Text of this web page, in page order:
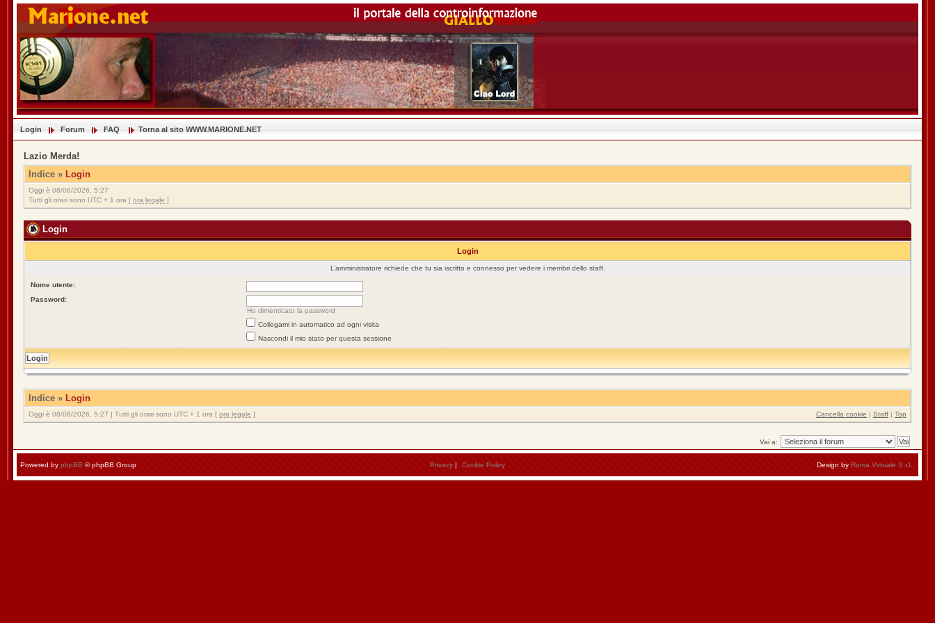
Login Forum FAQ Torna al sito WWW.MARIONE.NET
Lazio Merda!
Indice » Login
Oggi è 08/08/2026, 5:27
Tutti gli orari sono UTC + 1 ora [ ora legale ]
Login
Login
L’amministratore richiede che tu sia iscritto e connesso per vedere i membri dello staff.
Nome utente:
Password:
Ho dimenticato la password
Collegami in automatico ad ogni visita
Nascondi il mio stato per questa sessione
Indice » Login
Oggi è 08/08/2026, 5:27 | Tutti gli orari sono UTC + 1 ora [ ora legale ] Cancella cookie | Staff | Top
Vai a:
Powered by phpBB © phpBB Group Privacy | Cookie Policy Design by Roma Virtuale S.r.L.